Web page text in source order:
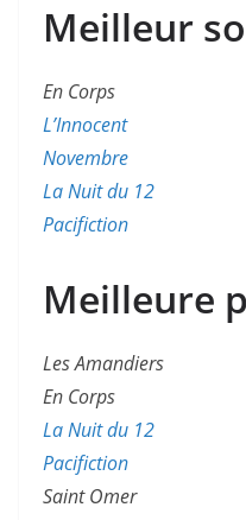
Meilleur
En Corps
L’Innocent
Novembre
La Nuit du 12
Pacifiction
Meilleure
Les Amandiers
En Corps
La Nuit du 12
Pacifiction
Saint Omer